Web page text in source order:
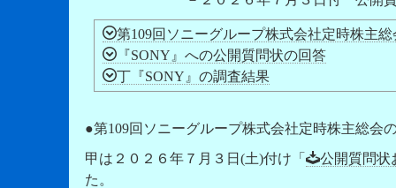
第109回ソニーグループ株式会社定時株主総
『SONY』への公開質問状の回答
丁『SONY』の調査結果
●第109回ソニーグループ株式会社定時株主総会
甲は２０２６年７月３日(土)付け「
公開質問状
た。